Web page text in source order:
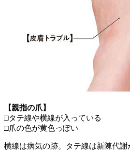
【親指の爪】
□タテ線や横線が入っている
□爪の色が黄色っぽい
横線は病気の跡。タテ線は新陳代